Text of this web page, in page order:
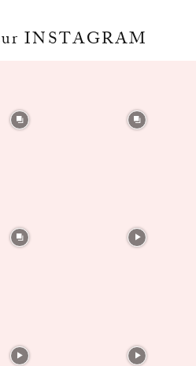
INSTAGRAM